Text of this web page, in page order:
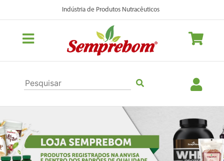
Indústria de Produtos Nutracêuticos
Previous Next